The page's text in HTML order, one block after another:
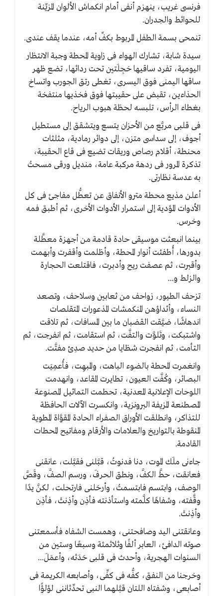
فرنسى غريب، ينهزم أنفى أمام انكماش الألوان المزيِّنة
للحوائط والجدران.
تنمحى بسمة الطفل المربوط بكفِّ أمه، عندما يقف عندى.
سيدة شابة، تشارك الهواء فى زاوية المحطة وجبة الانتظار
اليومية، تفرد ساقيها خجِلَتين تحت ردائها، تضع ظهر
ساقها اليمنى فوق اليسرى، تغطى رتق الجورب واتساخ
الحذاءين، تقبض على حقيبتها فوق فخذيها منتفخة
بغطاء الرأس، تلبسه لحظة هبوب الرياح.
فى قلبى مربَّع من الأحزان يتسع ويتشقق إلى مستطيل
أجوف، إلى سداسى متزن، إلى دوائر رمادية، مثلثات
محنطة، أقلام رصاص وريقات تضيع فى قاع الحقيبة،
تذكرة المرور فى ردهة مركبة عامة، منديل ورقى مسحتُ
به عدسة نظارتى.
أعلن مذيع محطة مترو الأنفاق عن تعطُّل مفاجئ فى كل
الأدوات المؤدية إلى استمرار الأدوات الأخرى، ثم أطبق فمه
وخرس.
بينما انبعثت موسيقى حادة قادمة من أجهزة معطَّلة
بدورها، أُطفئت أنوار المحطة، وأظلمت وأقفرت وأبهمت
وأقبرت، ثم عصفت ريح وأدبرت، فاقتلعت الحجارة
والزلط و...
تزحف الطيور، زواحف من ثعابين وسلاحف، وتصعد
النساء، وأثداؤهن المنكمشات المذعورات المتقلصات
اندهاشًا، ضيَّقت القضبان ما بين المسافات، ثم تلاقت
واشتبكت، وتَلوَّت والتفَّت، ثم استقامت، ثم انفرجت، ثم
التأمت، ثم انفجرت شظايا من حديد صدِئ مفتَّت.
وانغمرت المحطة بالضوء الباهت، والمبهِت، فأُعمِيَت
البصائر، وكُفَّت العيون، تطايرت المقاعد، وانهدمت
اللوحات الإعلانية المعدنية، تحطمت التماثيل المصنوعة
المصطنعة المزيفة البرونزية، وانكسرت الآلات الحافظة
للتذاكر، وانطلقت الأوراق الصفراء الحادة المقوَّاة المطوية
المنقوطة بالتواريخ والعلامات والأرقام ومفاتيح المحطات
القادمة.
جاءنى ملَك الموت، دنا فدنوتُ، قبَّلنى فقبَّلت، عانقنى
فعانقت، حطَّ الكفَّ، ونطق الحرفَ، ورسم الصفَّ، وقَصَّ
الوصف، وابتسم فابتسمتُ، وأرحَلنى فارتحلت، لكنَّ يدًا
وقَّفته، وشفاهًا كلَّمته واستأذنته فأذِن وأذِنتْ، فأذِن
وأذِنتْ.
وعانقتنى اليد وصافحتنى، وهمست الشفاه فأسمعتنى
صوته الدافئ، العابر ألفًا وثلاثمئة وسبعًا وستين من
السنوات الهجرية، وأحدث فى قلبى حَدَثه، وأعمَلَ...
وخرجنا من النفق، كفُّه فى كفِّى، وأصابعه الكريمة فى
أصابعى، وشفتاه اللتان قبَّلهما النبى تحدِّثاننى لؤلؤًا